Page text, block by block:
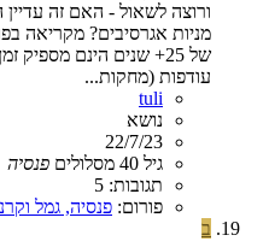
ורוצה לשאול - האם זה
מניות אגרסיבים? מקריאה
של 25+ שנים הינם
עודפות (מחקות...
tuli
נושא
22/7/23
גיל 40
מסלולים פנסיה
תגובות: 5
פורום: פנסיה, גמל
ב